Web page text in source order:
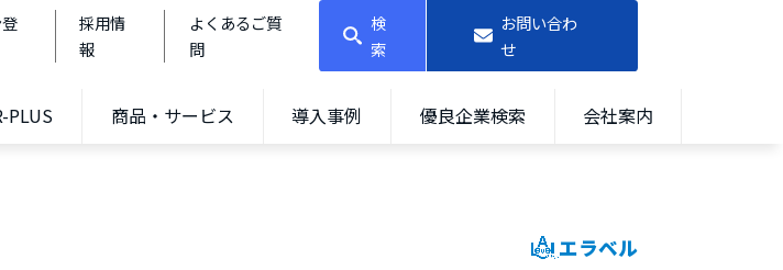
採用情
報
よくあるご質
問
検
索
お問い合わ
せ
PLUS 商品・サービス 導入事例 優良企業検索 会社案内
エラベル